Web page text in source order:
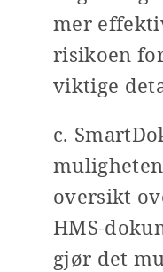
mer
risikoen
viktige
c.
oversikt
HMS-
gjør det